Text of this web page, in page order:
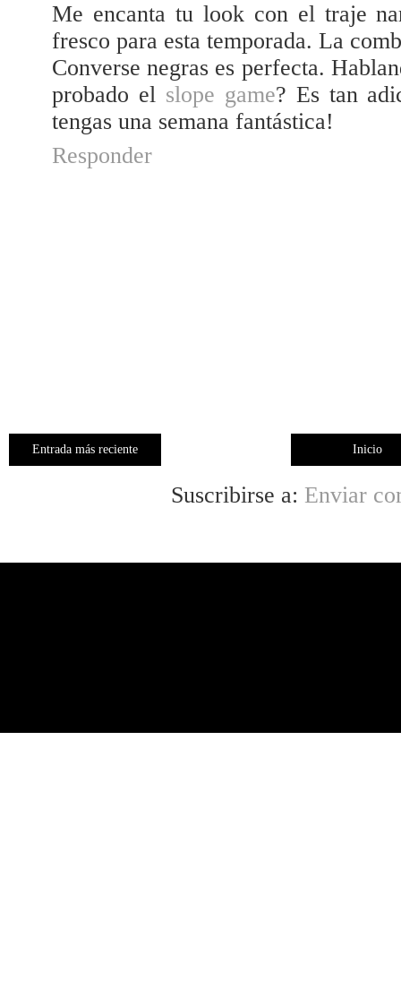
Me encanta tu look con el traje
fresco para esta temporada. La
Converse negras es perfecta.
probado el slope game? Es tan
tengas una semana fantástica!
Responder
Entrada más reciente Inicio
Suscribirse a: Enviar